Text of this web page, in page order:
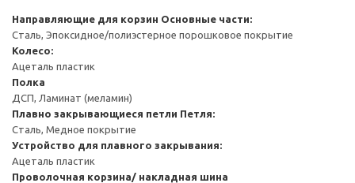
Направляющие для корзин Основные части:
Сталь, Эпоксидное/полиэстерное порошковое покрытие
Колесо:
Ацеталь пластик
Полка
ДСП, Ламинат (меламин)
Плавно закрывающиеся петли Петля:
Сталь, Медное покрытие
Устройство для плавного закрывания:
Ацеталь пластик
Проволочная корзина/ накладная шина